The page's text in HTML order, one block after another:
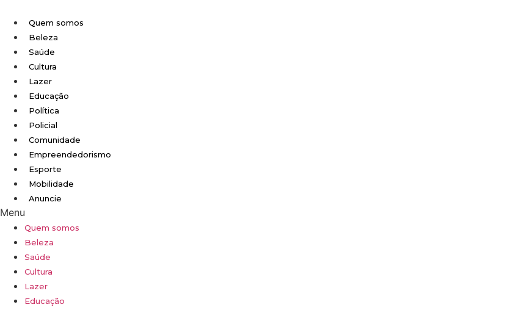
para
conteúdo
Quem somos
Beleza
Saúde
Cultura
Lazer
Educação
Política
Policial
Comunidade
Empreendedorismo
Esporte
Mobilidade
Anuncie
Menu
Quem somos
Beleza
Saúde
Cultura
Lazer
Educação